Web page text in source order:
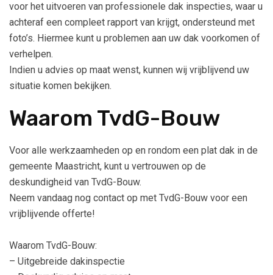
voor het uitvoeren van professionele dak inspecties, waar u
achteraf een compleet rapport van krijgt, ondersteund met
foto’s. Hiermee kunt u problemen aan uw dak voorkomen of
verhelpen.
Indien u advies op maat wenst, kunnen wij vrijblijvend uw
situatie komen bekijken.
Waarom TvdG-Bouw
Voor alle werkzaamheden op en rondom een plat dak in de
gemeente Maastricht, kunt u vertrouwen op de
deskundigheid van TvdG-Bouw.
Neem vandaag nog contact op met TvdG-Bouw voor een
vrijblijvende offerte!
Waarom TvdG-Bouw:
– Uitgebreide dakinspectie